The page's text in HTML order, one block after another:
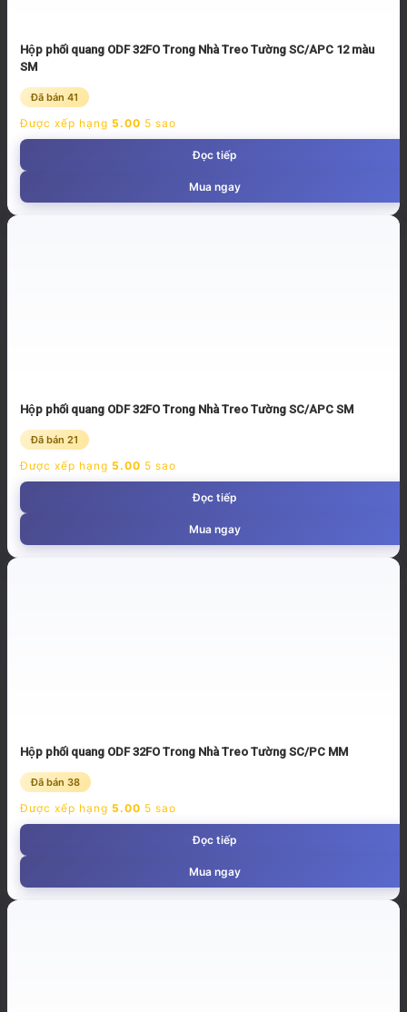
Hộp phối quang ODF 32FO Trong Nhà Treo Tường SC/APC 12 màu
SM
Đã bán 41
Được xếp hạng 5.00 5 sao
Đọc tiếp
Mua ngay
Hộp phối quang ODF 32FO Trong Nhà Treo Tường SC/APC SM
Đã bán 21
Được xếp hạng 5.00 5 sao
Đọc tiếp
Mua ngay
Hộp phối quang ODF 32FO Trong Nhà Treo Tường SC/PC MM
Đã bán 38
Được xếp hạng 5.00 5 sao
Đọc tiếp
Mua ngay